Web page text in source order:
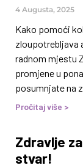
sredstava
umora,
4 Augusta, 2025
Kako pomoći
zloupotrebljava
radnom mjestu
promjene u
posumnjate na
supstanci. Iako
ovisnošću.
ali i zadržati
Pročitaj više >
Zdravlje
stvar!